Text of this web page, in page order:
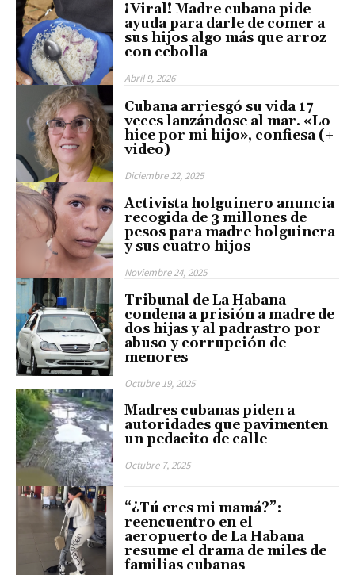
¡Viral! Madre cubana pide
ayuda para darle de comer a
sus hijos algo más que arroz
con cebolla
Abril 9, 2026
Cubana arriesgó su vida 17
veces lanzándose al mar. «Lo
hice por mi hijo», confiesa (+
video)
Diciembre 22, 2025
Activista holguinero anuncia
recogida de 3 millones de
pesos para madre holguinera
y sus cuatro hijos
Noviembre 24, 2025
Tribunal de La Habana
condena a prisión a madre de
dos hijas y al padrastro por
abuso y corrupción de
menores
Octubre 19, 2025
Madres cubanas piden a
autoridades que pavimenten
un pedacito de calle
Octubre 7, 2025
“¿Tú eres mi mamá?”:
reencuentro en el
aeropuerto de La Habana
resume el drama de miles de
familias cubanas